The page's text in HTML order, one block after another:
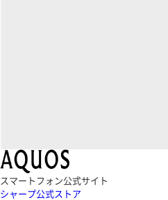
スマートフォン公式サイト
シャープ公式ストア